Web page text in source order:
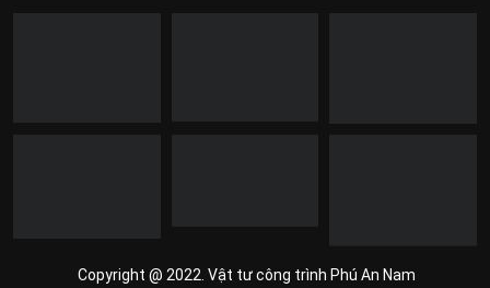
Copyright @ 2022. Vật tư công trình Phú An Nam